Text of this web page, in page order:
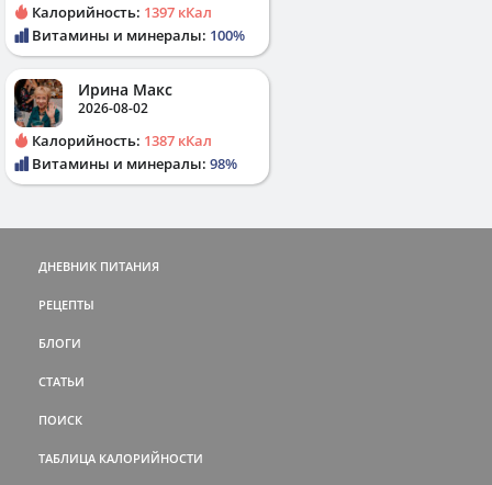
Калорийность: 1397 кКал
Витамины и минералы: 100%
Ирина Макс
2026-08-02
Калорийность: 1387 кКал
Витамины и минералы: 98%
ДНЕВНИК ПИТАНИЯ
РЕЦЕПТЫ
БЛОГИ
СТАТЬИ
ПОИСК
ТАБЛИЦА КАЛОРИЙНОСТИ